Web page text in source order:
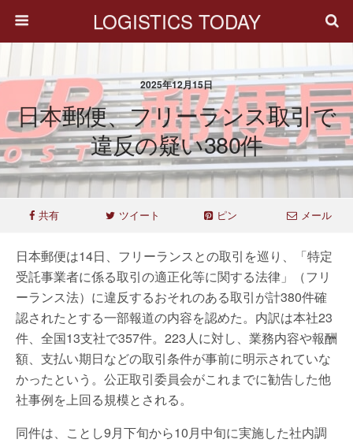
LOGISTICS TODAY
2025年12月15日
日本郵便、フリーランス取引で
違反の疑い380件
共有 ツイート ピン メール
日本郵便は14日、フリーランスとの取引を巡り、「特定
受託事業者に係る取引の適正化等に関する法律」（フリ
ーランス法）に違反するおそれのある取引が計380件確
認されたとする一部報道の内容を認めた。内訳は本社23
件、全国13支社で357件。223人に対し、業務内容や報酬
額、支払い期日などの取引条件が事前に明示されていな
かったという。公正取引委員会がこれまでに勧告した他
社事例を上回る規模とされる。
同件は、ことし9月下旬から10月中旬に実施した社内調